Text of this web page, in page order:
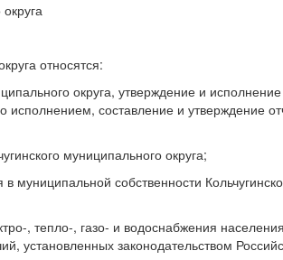
относятся:
округа, утверждение и
исполнением, составление и утверждение
муниципального округа;
собственности
, тепло-, газо- и водоснабжения
установленных законодательством